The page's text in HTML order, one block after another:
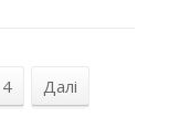
4 Далі